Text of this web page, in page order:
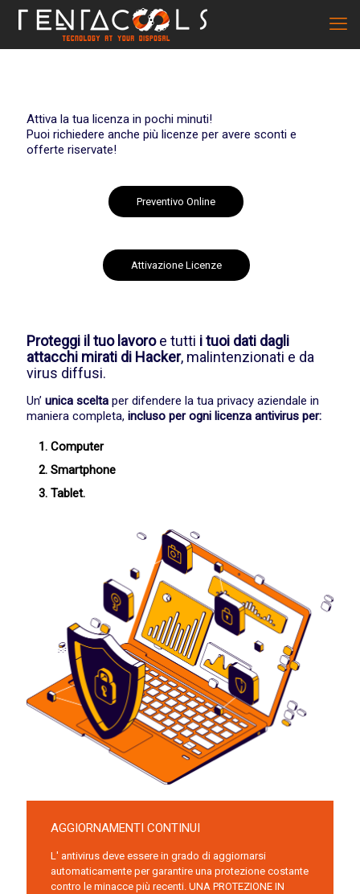
Attiva la tua licenza in pochi minuti!
Puoi richiedere anche più licenze per avere sconti e
offerte riservate!
Preventivo Online
Attivazione Licenze
Proteggi il tuo lavoroe tutti i tuoi dati dagli
attacchi mirati di Hacker, malintenzionati e da
virus diffusi.
Un’ unica scelta per difendere la tua privacy aziendale in
maniera completa, incluso per ogni licenza antivirus per:
Computer
Smartphone
Tablet.
AGGIORNAMENTI CONTINUI
L' antivirus deve essere in grado di aggiornarsi
automaticamente per garantire una protezione costante
contro le minacce più recenti. UNA PROTEZIONE IN